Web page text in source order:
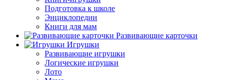
Подготовка к школе
Энциклопедии
Книги для мам
Развивающие карточки
Игрушки
Развивающие игрушки
Логические игрушки
Лото